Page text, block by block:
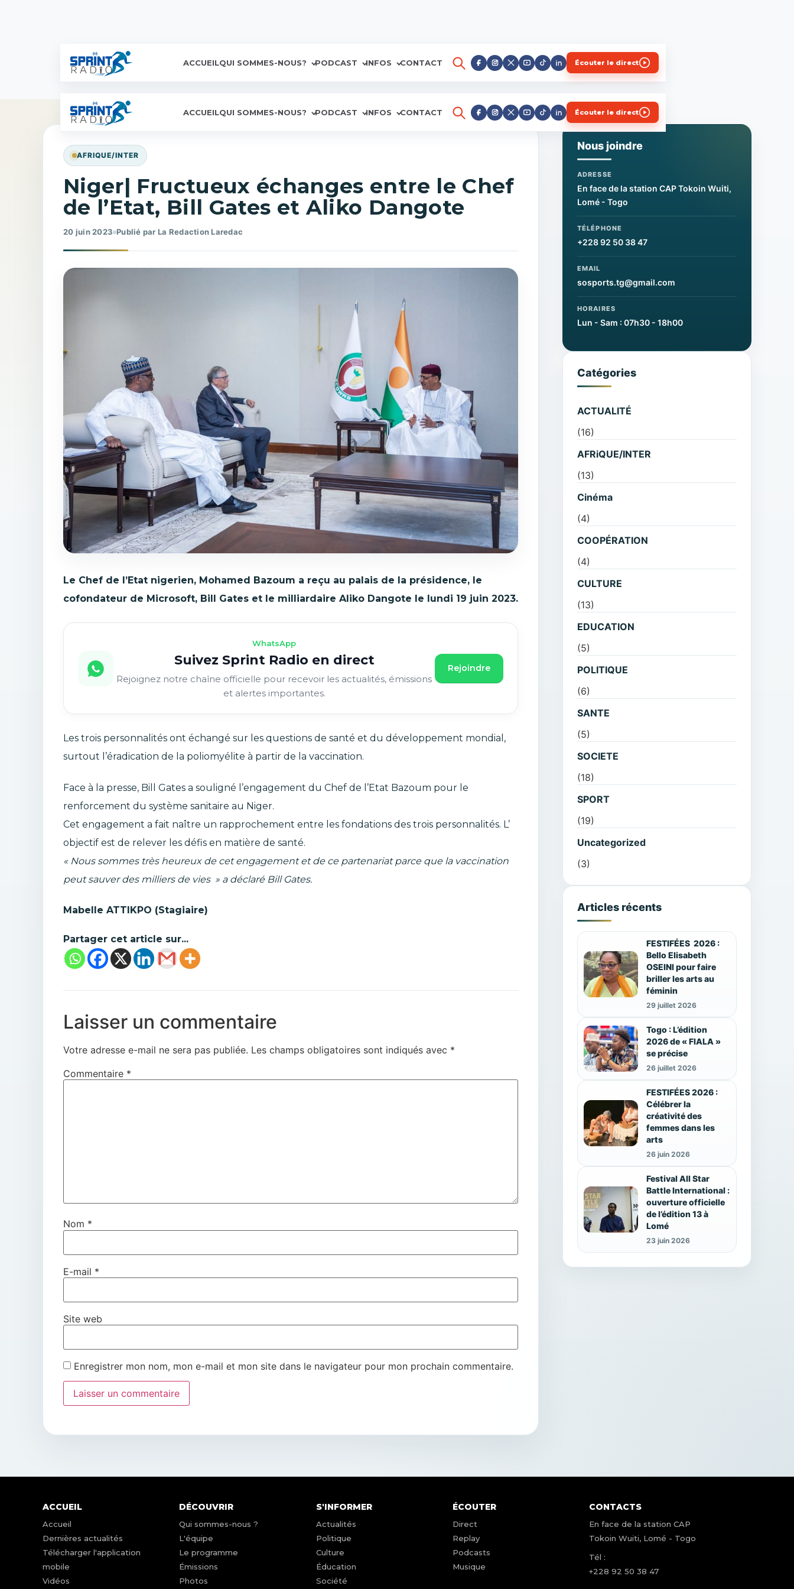
ACCUEILQUI SOMMES-NOUS? PODCAST INFOS CONTACT Écouter le direct
ACCUEILQUI SOMMES-NOUS? PODCAST INFOS CONTACT Écouter le direct
AFRIQUE/INTER
Niger| Fructueux échanges entre le Chef
de l’Etat, Bill Gates et Aliko Dangote
20 juin 2023 Publié par La Redaction Laredac
Le Chef de l’Etat nigerien, Mohamed Bazoum a reçu au palais de la présidence, le
cofondateur de Microsoft, Bill Gates et le milliardaire Aliko Dangote le lundi 19 juin 2023.
WhatsApp
Suivez Sprint Radio en direct
Rejoignez notre chaîne officielle pour recevoir les actualités, émissions
et alertes importantes.
Rejoindre
Les trois personnalités ont échangé sur les questions de santé et du développement mondial,
surtout l’éradication de la poliomyélite à partir de la vaccination.
Face à la presse, Bill Gates a souligné l’engagement du Chef de l’Etat Bazoum pour le
renforcement du système sanitaire au Niger.
Cet engagement a fait naître un rapprochement entre les fondations des trois personnalités. L’
objectif est de relever les défis en matière de santé.
« Nous sommes très heureux de cet engagement et de ce partenariat parce que la vaccination
peut sauver des milliers de vies » a déclaré Bill Gates.
Mabelle ATTIKPO (Stagiaire)
Partager cet article sur...
Laisser un commentaire
Votre adresse e-mail ne sera pas publiée. Les champs obligatoires sont indiqués avec *
Commentaire *
Nom *
E-mail *
Site web
Enregistrer mon nom, mon e-mail et mon site dans le navigateur pour mon prochain commentaire.
Nous joindre
ADRESSE
En face de la station CAP Tokoin Wuiti,
Lomé - Togo
TÉLÉPHONE
+228 92 50 38 47
EMAIL
sosports.tg@gmail.com
HORAIRES
Lun - Sam : 07h30 - 18h00
Catégories
ACTUALITÉ
(16)
AFRiQUE/INTER
(13)
Cinéma
(4)
COOPÉRATION
(4)
CULTURE
(13)
EDUCATION
(5)
POLITIQUE
(6)
SANTE
(5)
SOCIETE
(18)
SPORT
(19)
Uncategorized
(3)
Articles récents
FESTIFÉES 2026 :
Bello Elisabeth
OSEINI pour faire
briller les arts au
féminin
29 juillet 2026
Togo : L’édition
2026 de « FIALA »
se précise
26 juillet 2026
FESTIFÉES 2026 :
Célébrer la
créativité des
femmes dans les
arts
26 juin 2026
Festival All Star
Battle International :
ouverture officielle
de l’édition 13 à
Lomé
23 juin 2026
ACCUEIL
Accueil
Dernières actualités
Télécharger l'application
mobile
Vidéos
DÉCOUVRIR
Qui sommes-nous ?
L'équipe
Le programme
Émissions
Photos
S'INFORMER
Actualités
Politique
Culture
Éducation
Société
ÉCOUTER
Direct
Replay
Podcasts
Musique
CONTACTS
En face de la station CAP
Tokoin Wuiti, Lomé - Togo
Tél :
+228 92 50 38 47